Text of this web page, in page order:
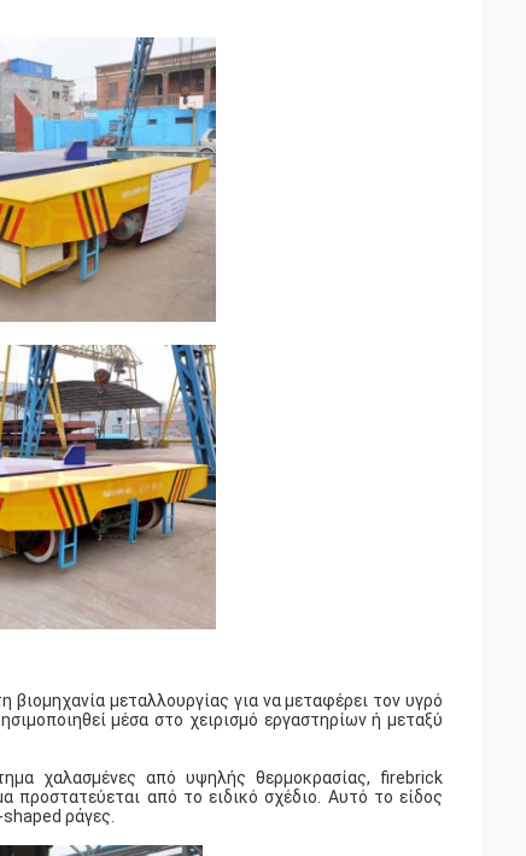
μεταλλουργίας για να μεταφέρει τον υγρό
μέσα στο χειρισμό εργαστηρίων ή μεταξύ
χαλασμένες από υψηλής θερμοκρασίας, firebrick
από το ειδικό σχέδιο. Αυτό το είδος
ράγες.